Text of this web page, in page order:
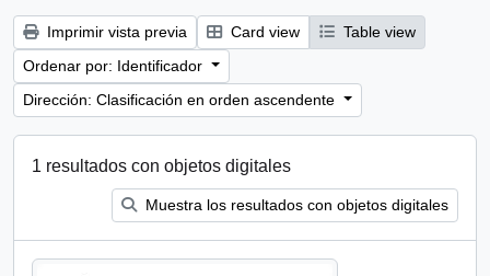
Imprimir vista previa Card view
Table view
Ordenar por: Identificador
Dirección: Clasificación en orden ascendente
1 resultados con objetos digitales
Muestra los resultados con objetos digitales